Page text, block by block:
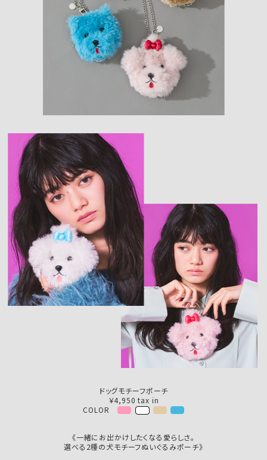
ドッグモチーフポーチ
￥4,950 tax in
COLOR
《一緒にお出かけしたくなる愛らしさ。
選べる2種の犬モチーフぬいぐるみポーチ》